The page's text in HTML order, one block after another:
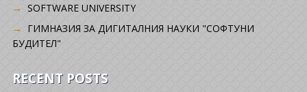
SOFTWARE UNIVERSITY
ГИМНАЗИЯ ЗА ДИГИТАЛНИЯ НАУКИ "СОФТУНИ
БУДИТЕЛ"
RECENT POSTS